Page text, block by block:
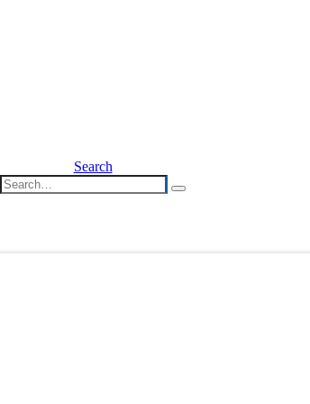
Search